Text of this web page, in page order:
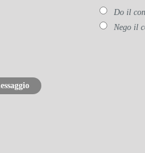
Do il
Nego il